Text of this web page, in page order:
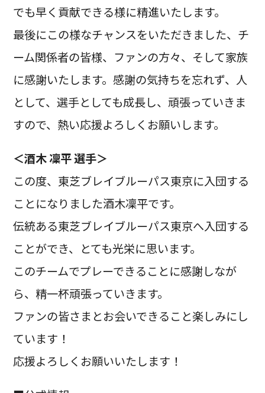
でも早く貢献できる様に精進いたします。
最後にこの様なチャンスをいただきました、チ
ーム関係者の皆様、ファンの方々、そして家族
に感謝いたします。感謝の気持ちを忘れず、人
として、選手としても成長し、頑張っていきま
すので、熱い応援よろしくお願いします。
＜酒木 凜平 選手＞
この度、東芝ブレイブルーパス東京に入団する
ことになりました酒木凜平です。
伝統ある東芝ブレイブルーパス東京へ入団する
ことができ、とても光栄に思います。
このチームでプレーできることに感謝しなが
ら、精一杯頑張っていきます。
ファンの皆さまとお会いできること楽しみにし
ています！
応援よろしくお願いいたします！